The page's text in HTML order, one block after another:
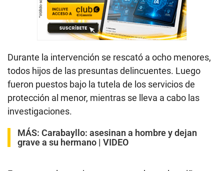
Durante la intervención se rescató a ocho menores,
todos hijos de las presuntas delincuentes. Luego
fueron puestos bajo la tutela de los servicios de
protección al menor, mientras se lleva a cabo las
investigaciones.
MÁS: Carabayllo: asesinan a hombre y dejan
grave a su hermano | VIDEO